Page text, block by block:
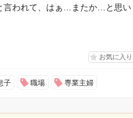
言われて、はぁ…またか…と思い
お気に入り
子 職場 専業主婦